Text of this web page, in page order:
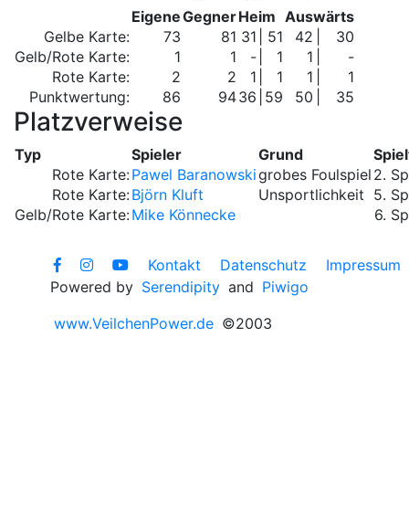
EigeneGegnerHeim Auswärts
Gelbe Karte:
73 81 31 51 42
30
Gelb/Rote Karte:
1 1 - 1 1
-
Rote Karte:
2 2 1 1 1
1
Punktwertung:
86 9436 59 50 35
Platzverweise
Typ Spieler Grund
Rote Karte:Pawel Baranowskigrobes Foulspiel 2.
Rote Karte:Björn Kluft Unsportlichkeit 5.
Gelb/Rote Karte:Mike Könnecke 6.
Kontakt Datenschutz
Impressum
Powered by Serendipity and Piwigo
www.VeilchenPower.de ©2003